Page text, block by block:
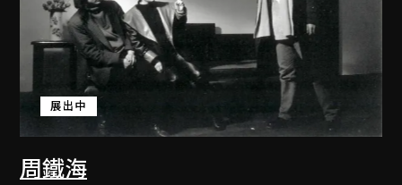
周鐵海
展出中